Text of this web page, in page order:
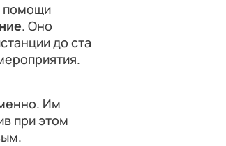
помощи
. Оно
до ста
Им
при этом